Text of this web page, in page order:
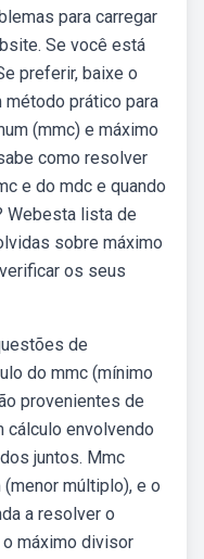
para carregar
Se você está
preferir, baixe o
método prático para
(mmc) e máximo
como resolver
e do mdc e quando
Webesta lista de
sobre máximo
os seus
de
do mmc (mínimo
provenientes de
cálculo envolvendo
juntos. Mmc
múltiplo), e o
a resolver o
máximo divisor